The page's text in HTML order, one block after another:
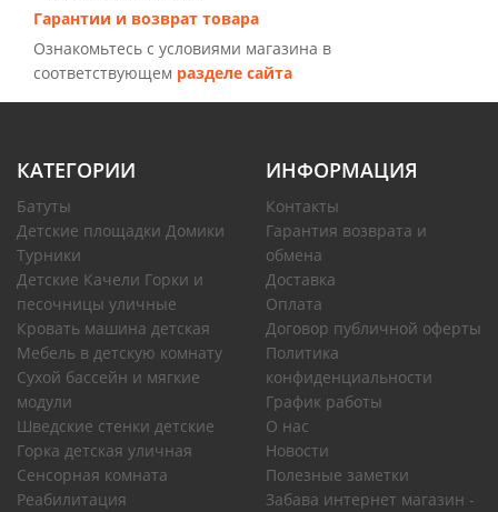
Гарантии и возврат товара
Ознакомьтесь с условиями магазина в
соответствующем разделе сайта
КАТЕГОРИИ
Батуты
Детские площадки Домики
Турники
Детские Качели Горки и
песочницы уличные
Кровать машина детская
Мебель в детскую комнату
Сухой бассейн и мягкие
модули
Шведские стенки детские
Горка детская уличная
Сенсорная комната
Реабилитация
ИНФОРМАЦИЯ
Контакты
Гарантия возврата и
обмена
Доставка
Оплата
Договор публичной оферты
Политика
конфиденциальности
График работы
О нас
Новости
Полезные заметки
Забава интернет магазин -